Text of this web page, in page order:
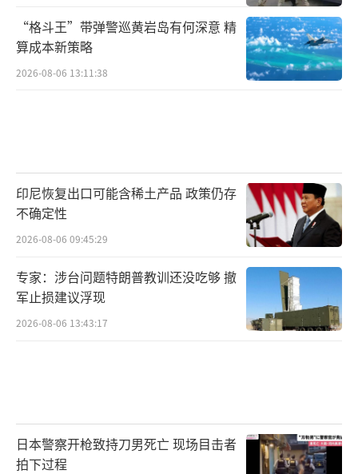
“格斗王”带弹警巡黄岩岛有何深意 精
算成本新策略
2026-08-06 13:11:38
印尼恢复出口可能含稀土产品 政策仍存
不确定性
2026-08-06 09:45:29
专家：涉台问题特朗普教训还没吃够 撤
军止损建议浮现
2026-08-06 13:43:17
日本警察开枪致持刀男死亡 现场目击者
拍下过程